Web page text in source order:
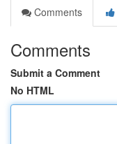
Comments
Comments
Submit a Comment
No HTML